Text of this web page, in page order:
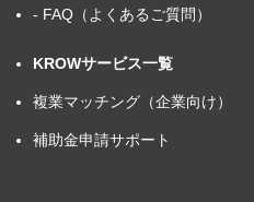
- FAQ（よくあるご質問）
KROWサービス一覧
複業マッチング（企業向け）
補助金申請サポート